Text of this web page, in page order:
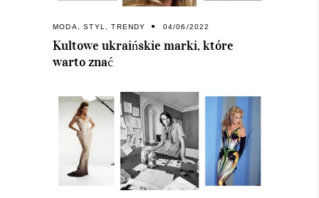
MODA,STYL,TRENDY 04/06/2022
Kultowe ukraińskie marki, które
warto znać